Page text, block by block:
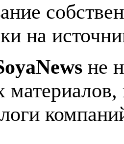
на
не